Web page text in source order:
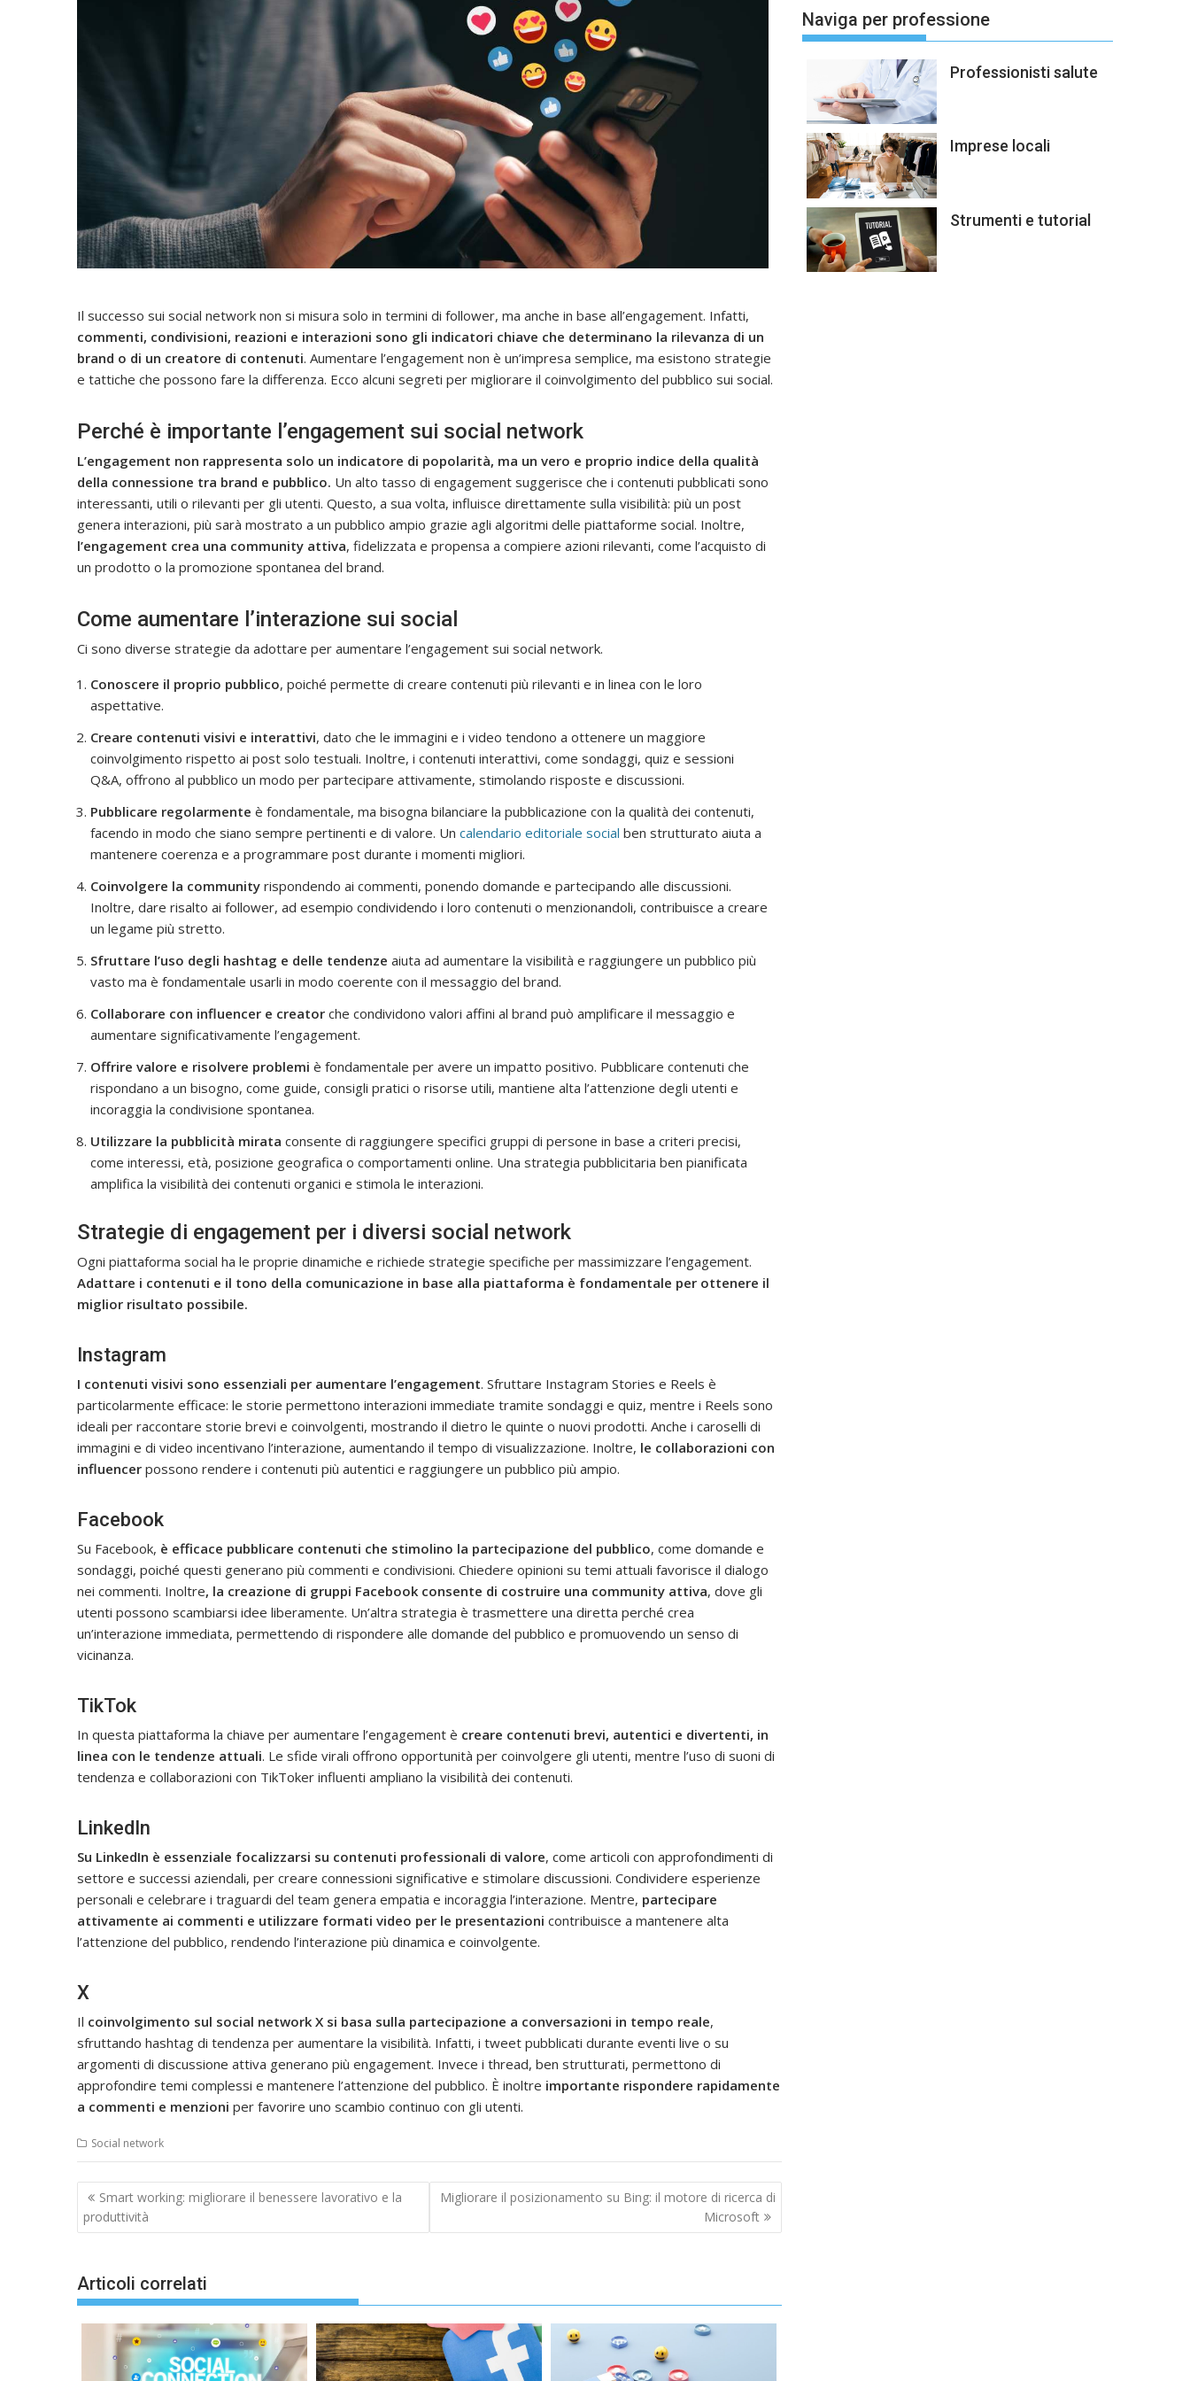
Il successo sui social network non si misura solo in termini di follower, ma anche in base all’engagement. Infatti,
commenti, condivisioni, reazioni e interazioni sono gli indicatori chiave che determinano la rilevanza di un
brand o di un creatore di contenuti. Aumentare l’engagement non è un’impresa semplice, ma esistono strategie
e tattiche che possono fare la differenza. Ecco alcuni segreti per migliorare il coinvolgimento del pubblico sui social.
Perché è importante l’engagement sui social network
L’engagement non rappresenta solo un indicatore di popolarità, ma un vero e proprio indice della qualità
della connessione tra brand e pubblico. Un alto tasso di engagement suggerisce che i contenuti pubblicati sono
interessanti, utili o rilevanti per gli utenti. Questo, a sua volta, influisce direttamente sulla visibilità: più un post
genera interazioni, più sarà mostrato a un pubblico ampio grazie agli algoritmi delle piattaforme social. Inoltre,
l’engagement crea una community attiva, fidelizzata e propensa a compiere azioni rilevanti, come l’acquisto di
un prodotto o la promozione spontanea del brand.
Come aumentare l’interazione sui social
Ci sono diverse strategie da adottare per aumentare l’engagement sui social network.
Conoscere il proprio pubblico, poiché permette di creare contenuti più rilevanti e in linea con le loro
aspettative.
Creare contenuti visivi e interattivi, dato che le immagini e i video tendono a ottenere un maggiore
coinvolgimento rispetto ai post solo testuali. Inoltre, i contenuti interattivi, come sondaggi, quiz e sessioni
Q&A, offrono al pubblico un modo per partecipare attivamente, stimolando risposte e discussioni.
Pubblicare regolarmente è fondamentale, ma bisogna bilanciare la pubblicazione con la qualità dei contenuti,
facendo in modo che siano sempre pertinenti e di valore. Un calendario editoriale social ben strutturato aiuta a
mantenere coerenza e a programmare post durante i momenti migliori.
Coinvolgere la community rispondendo ai commenti, ponendo domande e partecipando alle discussioni.
Inoltre, dare risalto ai follower, ad esempio condividendo i loro contenuti o menzionandoli, contribuisce a creare
un legame più stretto.
Sfruttare l’uso degli hashtag e delle tendenze aiuta ad aumentare la visibilità e raggiungere un pubblico più
vasto ma è fondamentale usarli in modo coerente con il messaggio del brand.
Collaborare con influencer e creator che condividono valori affini al brand può amplificare il messaggio e
aumentare significativamente l’engagement.
Offrire valore e risolvere problemi è fondamentale per avere un impatto positivo. Pubblicare contenuti che
rispondano a un bisogno, come guide, consigli pratici o risorse utili, mantiene alta l’attenzione degli utenti e
incoraggia la condivisione spontanea.
Utilizzare la pubblicità mirata consente di raggiungere specifici gruppi di persone in base a criteri precisi,
come interessi, età, posizione geografica o comportamenti online. Una strategia pubblicitaria ben pianificata
amplifica la visibilità dei contenuti organici e stimola le interazioni.
Strategie di engagement per i diversi social network
Ogni piattaforma social ha le proprie dinamiche e richiede strategie specifiche per massimizzare l’engagement.
Adattare i contenuti e il tono della comunicazione in base alla piattaforma è fondamentale per ottenere il
miglior risultato possibile.
Instagram
I contenuti visivi sono essenziali per aumentare l’engagement. Sfruttare Instagram Stories e Reels è
particolarmente efficace: le storie permettono interazioni immediate tramite sondaggi e quiz, mentre i Reels sono
ideali per raccontare storie brevi e coinvolgenti, mostrando il dietro le quinte o nuovi prodotti. Anche i caroselli di
immagini e di video incentivano l’interazione, aumentando il tempo di visualizzazione. Inoltre, le collaborazioni con
influencer possono rendere i contenuti più autentici e raggiungere un pubblico più ampio.
Facebook
Su Facebook, è efficace pubblicare contenuti che stimolino la partecipazione del pubblico, come domande e
sondaggi, poiché questi generano più commenti e condivisioni. Chiedere opinioni su temi attuali favorisce il dialogo
nei commenti. Inoltre, la creazione di gruppi Facebook consente di costruire una community attiva, dove gli
utenti possono scambiarsi idee liberamente. Un’altra strategia è trasmettere una diretta perché crea
un’interazione immediata, permettendo di rispondere alle domande del pubblico e promuovendo un senso di
vicinanza.
TikTok
In questa piattaforma la chiave per aumentare l’engagement è creare contenuti brevi, autentici e divertenti, in
linea con le tendenze attuali. Le sfide virali offrono opportunità per coinvolgere gli utenti, mentre l’uso di suoni di
tendenza e collaborazioni con TikToker influenti ampliano la visibilità dei contenuti.
LinkedIn
Su LinkedIn è essenziale focalizzarsi su contenuti professionali di valore, come articoli con approfondimenti di
settore e successi aziendali, per creare connessioni significative e stimolare discussioni. Condividere esperienze
personali e celebrare i traguardi del team genera empatia e incoraggia l’interazione. Mentre, partecipare
attivamente ai commenti e utilizzare formati video per le presentazioni contribuisce a mantenere alta
l’attenzione del pubblico, rendendo l’interazione più dinamica e coinvolgente.
X
Il coinvolgimento sul social network X si basa sulla partecipazione a conversazioni in tempo reale,
sfruttando hashtag di tendenza per aumentare la visibilità. Infatti, i tweet pubblicati durante eventi live o su
argomenti di discussione attiva generano più engagement. Invece i thread, ben strutturati, permettono di
approfondire temi complessi e mantenere l’attenzione del pubblico. È inoltre importante rispondere rapidamente
a commenti e menzioni per favorire uno scambio continuo con gli utenti.
Social network
Navigazione
articoli
Smart working: migliorare il benessere lavorativo e la
produttività
Migliorare il posizionamento su Bing: il motore di ricerca di
Microsoft
Articoli correlati
Naviga per professione
Professionisti salute
Imprese locali
Strumenti e tutorial